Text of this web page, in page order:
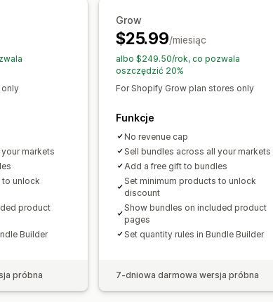
only
markets
to unlock
product
Builder
próbna
Grow
$25.99/miesiąc
albo $249.50/rok, co pozwala
oszczędzić 20%
For Shopify Grow plan stores only
Funkcje
No revenue cap
Sell bundles across all your markets
Add a free gift to bundles
Set minimum products to unlock
discount
Show bundles on included product
pages
Set quantity rules in Bundle Builder
7-dniowa darmowa wersja próbna